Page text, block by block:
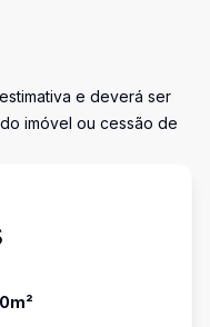
e deverá ser
imóvel ou cessão de
m²